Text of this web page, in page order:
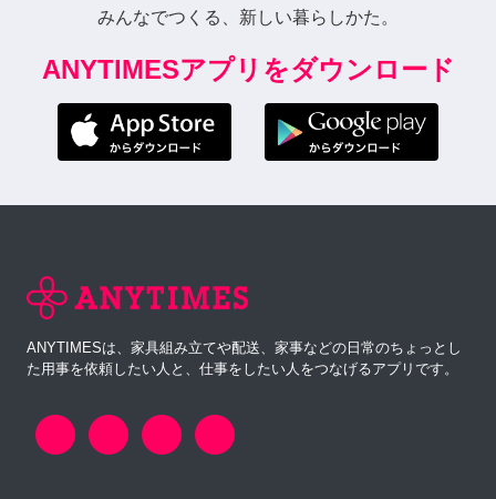
みんなでつくる、新しい暮らしかた。
ANYTIMESアプリをダウンロード
ANYTIMESは、家具組み立てや配送、家事などの日常のちょっとし
た用事を依頼したい人と、仕事をしたい人をつなげるアプリです。